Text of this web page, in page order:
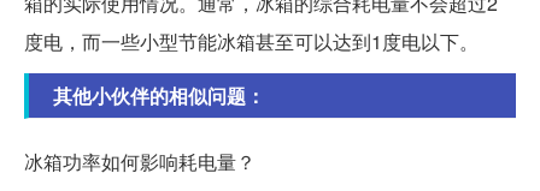
度电，而一些小型节能冰箱甚至可以达到1度电以下。
其他小伙伴的相似问题：
冰箱功率如何影响耗电量？